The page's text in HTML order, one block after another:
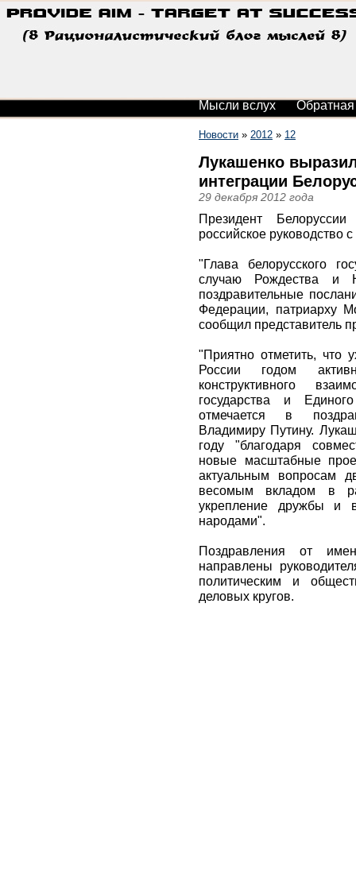
Мысли вслух Обратная
Новости » 2012 » 12
Лукашенко
интеграции
29 декабря 2012 года
Президент
российское
"Глава белорусского
случаю Рождества и
поздравительные
Федерации, патриарху
сообщил представитель
"Приятно отметить, что
России годом
конструктивного
государства и
отмечается в
Владимиру Путину.
году "благодаря
новые масштабные
актуальным вопросам
весомым вкладом в
укрепление дружбы и
народами".
Поздравления от
направлены
политическим и
деловых кругов.